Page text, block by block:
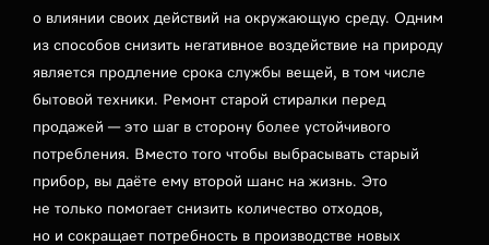
о влиянии своих действий на окружающую среду. Одним
из способов снизить негативное воздействие на природу
является продление срока службы вещей, в том числе
бытовой техники. Ремонт старой стиралки перед
продажей — это шаг в сторону более устойчивого
потребления. Вместо того чтобы выбрасывать старый
прибор, вы даёте ему второй шанс на жизнь. Это
не только помогает снизить количество отходов,
но и сокращает потребность в производстве новых